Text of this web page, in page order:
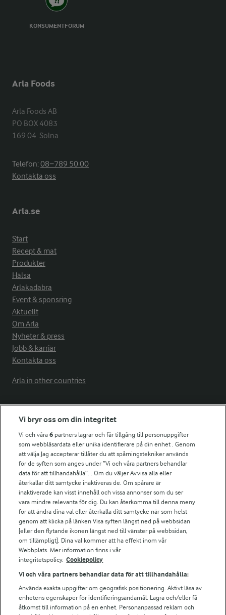
KONSUMENTFORUM
Arla Foods
Arla Foods AB
PO BOX 4083
169 04  Solna
Telefon:08−789 50 00
Kontakta oss
Arla.se
Start
Recept & mat
Produkter
Hälsa
Arlakadabra
Event & sponsring
Aktuellt
Om Arla
Nyheter & press
Jobb & karriär
Kontakta oss
Arla in other countries
Fler Arlasajter
För ägare
Arlas kundportal
Arla.com
Falbygdens Ost
Arla webbshop
Bildbank
Följ oss
Vi bryr oss om din integritet
Vi och våra6 partners lagrar och får tillgång till personuppgifter
som webbläsardata eller unika identifierare på din enhet . Genom
att välja Jag accepterar tillåter du att spårningstekniker används
för de syften som anges under ”Vi och våra partners behandlar
data för att tillhandahålla”. . Om du väljer Avvisa alla eller
återkallar ditt samtycke inaktiveras de. Om spårare är
inaktiverade kan visst innehåll och vissa annonser som du ser
vara mindre relevanta för dig. Du kan återkomma till denna meny
för att ändra dina val eller återkalla ditt samtycke när som helst
genom att klicka på länken Visa syften längst ned på webbsidan
[eller den flytande ikonen längst ned till vänster på webbsidan,
om tillämpligt]. Dina val kommer att ha effekt inom vår
Webbplats. Mer information finns i vår
integritetspolicy. Cookiepolicy
Vi och våra partners behandlar data för att tillhandahålla:
Använda exakta uppgifter om geografisk positionering. Aktivt läsa av
enhetens egenskaper för identifieringsändamål. Lagra och/eller få
åtkomst till information på en enhet. Personanpassad reklam och